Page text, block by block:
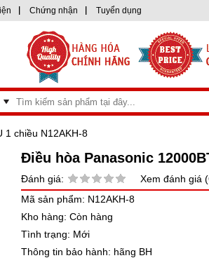
Chứng nhận Tuyển dụng
1 chiều N12AKH-8
Điều hòa Panasonic
Đánh giá:
Xem đánh giá
Mã sản phẩm: N12AKH-8
Kho hàng: Còn hàng
Tình trạng: Mới
Thông tin bảo hành: hãng BH